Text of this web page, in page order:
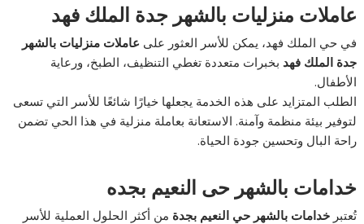
عاملات منزليات بالشهر جدة الملك فهد
في حي الملك فهد، يمكن للأسر العثور على عاملات منزليات بالشهر
جدة الملك فهد بخبرات متعددة تغطي التنظيف، الطبخ، ورعاية
الأطفال.
الطلب المتزايد على هذه الخدمة يجعلها خيارًا شائعًا للأسر التي تسعى
لتوفير بيئة منظمة وآمنة. الاستعانة بعاملة منزلية في هذا الحي تضمن
راحة البال وتحسين جودة الحياة.
خدامات بالشهر حى النعيم بجده
تُعتبرخدامات بالشهر حي النعيم بجدة من أكثر الحلول العملية للأسر